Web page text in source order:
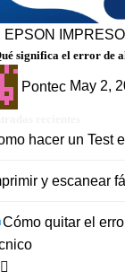
EPSON
significa el error de
Pontec May 2,
hacer un Test
y escanear
Cómo quitar el